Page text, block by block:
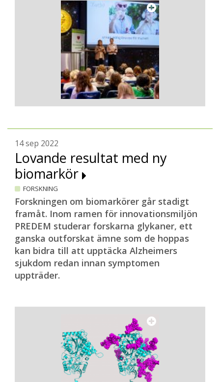
14 sep 2022
Lovande resultat med ny
biomarkör
FORSKNING
Forskningen om biomarkörer går stadigt
framåt. Inom ramen för innovationsmiljön
PREDEM studerar forskarna glykaner, ett
ganska outforskat ämne som de hoppas
kan bidra till att upptäcka Alzheimers
sjukdom redan innan symptomen
uppträder.